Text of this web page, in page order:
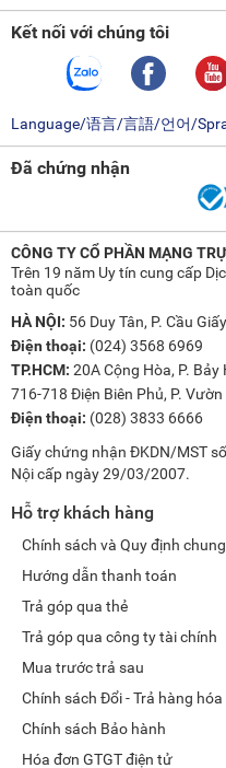
Kết nối với chúng tôi
Language/语言/言語/언어/
Đã chứng nhận
CÔNG TY CỔ PHẦN MẠNG
Trên 19 năm Uy tín cung cấp
toàn quốc
HÀ NỘI: 56 Duy Tân, P. Cầu
Điện thoại: (024) 3568 6969
TP.HCM: 20A Cộng Hòa, P. Bảy
716-718 Điện Biên Phủ, P.
Điện thoại: (028) 3833 6666
Giấy chứng nhận ĐKDN/MST số
Nội cấp ngày 29/03/2007.
Hỗ trợ khách hàng
Chính sách và Quy định chung
Hướng dẫn thanh toán
Trả góp qua thẻ
Trả góp qua công ty tài chính
Mua trước trả sau
Chính sách Đổi - Trả hàng hóa
Chính sách Bảo hành
Hóa đơn GTGT điện tử